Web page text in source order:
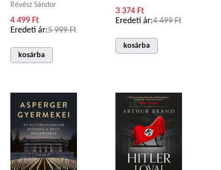
Révész Sándor
4 499 Ft
Eredeti ár:5 999 Ft
kosárba
3 374 Ft
Eredeti ár:4 499 Ft
kosárba